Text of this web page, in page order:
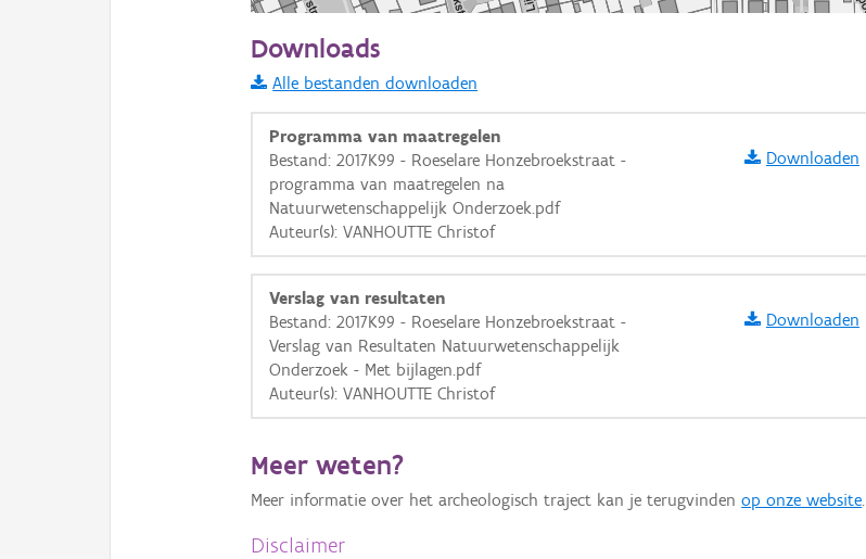
Informatie Vlaanderen
i
+ −
Basis Lagen
OSM-Basiskaart
GRB-Basiskaart
GRB-Basiskaart in grijswaarden
Downloads
Alle bestanden downloaden
Programma van maatregelen
Bestand: 2017K99 - Roeselare Honzebroekstraat -
programma van maatregelen na
Natuurwetenschappelijk Onderzoek.pdf
Auteur(s): VANHOUTTE Christof
Downloaden
Verslag van resultaten
Bestand: 2017K99 - Roeselare Honzebroekstraat -
Verslag van Resultaten Natuurwetenschappelijk
Onderzoek - Met bijlagen.pdf
Auteur(s): VANHOUTTE Christof
Downloaden
Meer weten?
Meer informatie over het archeologisch traject kan je terugvindenop onze website.
Disclaimer